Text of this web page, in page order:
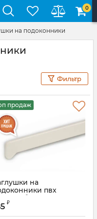
0
на подоконники
Фильтр
продаж
на
пвх
белый 625 мм
₽